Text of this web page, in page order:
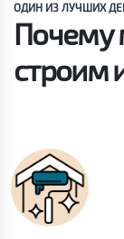
ОДИН ИЗ ЛУЧШИХ
Почему
строим